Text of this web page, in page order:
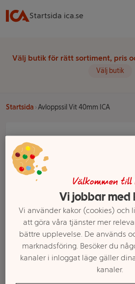
Startsida ica.se
Välj butik för rätt sortiment, pris
Välj butik
Startsida Avloppssil Vit 40mm ICA
Välkommen till
Vi jobbar med
Vi använder kakor (cookies) och
att göra våra tjänster mer
bättre upplevelse. De används
marknadsföring. Besöker du
kanaler i inloggat läge gäller
kanaler.